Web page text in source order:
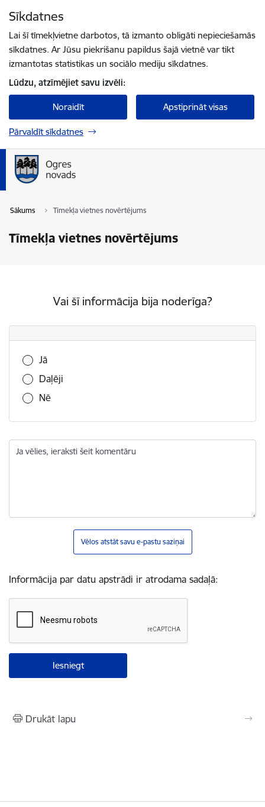
Sīkdatnes
Lai šī tīmekļvietne darbotos, tā izmanto obligāti nepieciešamās
sīkdatnes. Ar Jūsu piekrišanu papildus šajā vietnē var tikt
izmantotas statistikas un sociālo mediju sīkdatnes.
Lūdzu, atzīmējiet savu izvēli:
Noraidīt Apstiprināt visas
Pārvaldīt sīkdatnes
Sākums Tīmekļa vietnes novērtējums
Tīmekļa vietnes novērtējums
Vai šī informācija bija noderīga?
Vai šī informācija bija noderīga?
Jā
Daļēji
Nē
Ja vēlies, ieraksti šeit komentāru
Vēlos atstāt savu e-pastu saziņai
Informācija par datu apstrādi ir atrodama sadaļā:
Drukāt lapu